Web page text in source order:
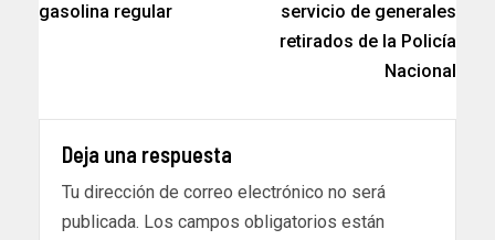
gasolina regular
servicio de generales
retirados de la Policía
Nacional
Deja una respuesta
Tu dirección de correo electrónico no será
publicada. Los campos obligatorios están